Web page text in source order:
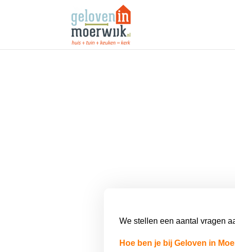
We stellen een aantal vragen
Hoe ben je bij Geloven in